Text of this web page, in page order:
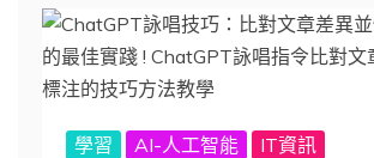
學習 AI-人工智能 IT資訊